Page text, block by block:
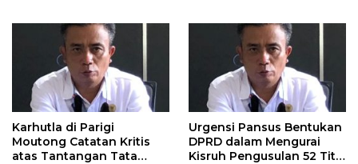
Karhutla di Parigi
Moutong Catatan Kritis
atas Tantangan Tata
Urgensi Pansus Bentukan
DPRD dalam Mengurai
Kisruh Pengusulan 52 Titik